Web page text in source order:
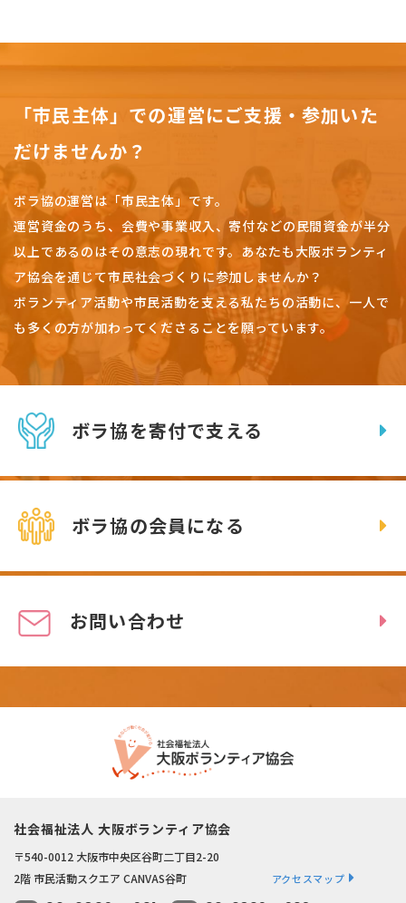
「市民主体」での運営にご支援・参加いた
だけませんか？
ボラ協の運営は「市民主体」です。
運営資金のうち、会費や事業収入、寄付などの民間資金が半分
以上であるのはその意志の現れです。 あなたも大阪ボランティ
ア協会を通じて市民社会づくりに参加しませんか？
ボランティア活動や市民活動を支える私たちの活動に、一人で
も多くの方が加わってくださることを願っています。
ボラ協を寄付で支える
ボラ協の会員になる
お問い合わせ
社会福祉法人 大阪ボランティア協会
〒540-0012 大阪市中央区谷町二丁目2-20
2階 市民活動スクエア CANVAS谷町
アクセスマップ